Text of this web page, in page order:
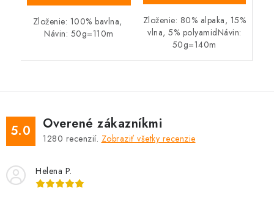
Zloženie: 100% bavlna,
Návin: 50g=110m
Zloženie: 80% alpaka, 15%
vlna, 5% polyamidNávin:
50g=140m
5.0 Overené zákazníkmi
1280 recenzií. Zobraziť všetky recenzie
Helena P.